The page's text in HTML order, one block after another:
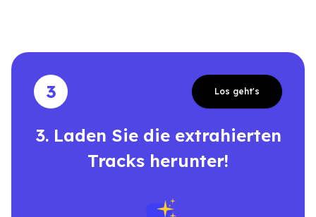
3 Los geht's
3. Laden Sie die extrahierten
Tracks herunter!